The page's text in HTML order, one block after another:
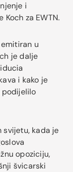
i
za EWTN.
u
je dalje
i kako je
podijelilo
svijetu, kada je
opoziciju,
švicarski